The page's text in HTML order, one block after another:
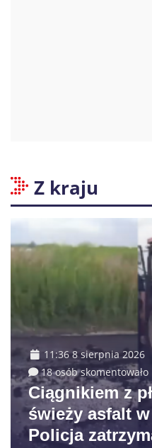
Z kraju
11:36 8 sierpnia 2026
18 osób skomentowało
Ciągnikiem z
świeży asfalt
Policja